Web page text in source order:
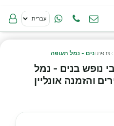
› צרפת›נים - נמל תעופה
נופש בנים - נמל
והזמנה אונליין